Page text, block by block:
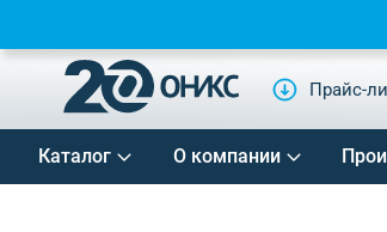
Прайс-
Каталог О компании